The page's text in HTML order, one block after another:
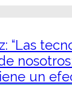
“Las
un